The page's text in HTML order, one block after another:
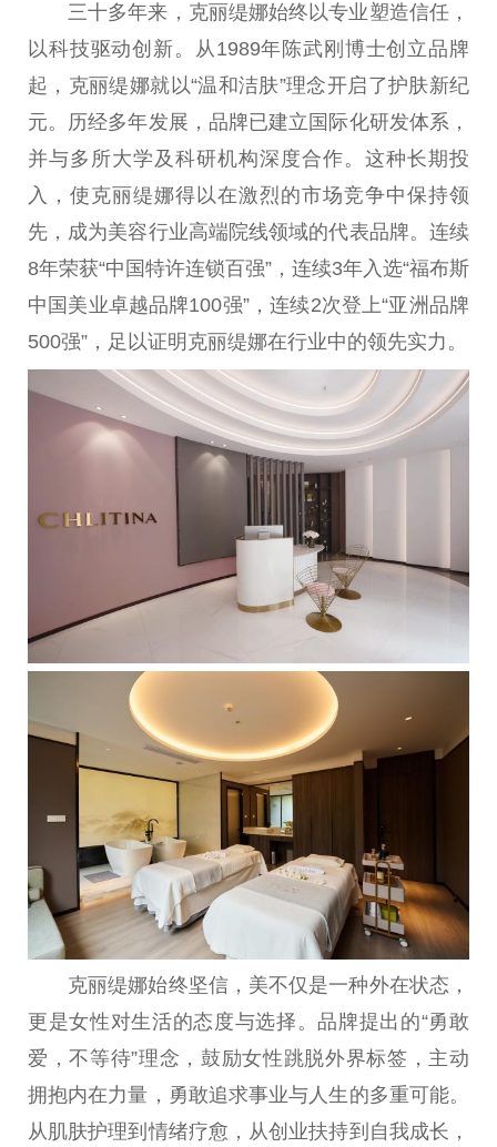
三十多年来，克丽缇娜始终以专业塑造信任，
以科技驱动创新。从1989年陈武刚博士创立品牌
起，克丽缇娜就以“温和洁肤”理念开启了护肤新纪
元。历经多年发展，品牌已建立国际化研发体系，
并与多所大学及科研机构深度合作。这种长期投
入，使克丽缇娜得以在激烈的市场竞争中保持领
先，成为美容行业高端院线领域的代表品牌。连续
8年荣获“中国特许连锁百强”，连续3年入选“福布斯
中国 美业卓越品牌100强”，连续2次登上“亚洲品牌
500强”，足以证明克丽缇娜在行业中的领先实力。
克丽缇娜始终坚信，美不仅是一种外在状态，
更是女性对生活的态度与选择。品牌提出 的“勇敢
爱，不等待”理念，鼓励女性跳脱外界标签，主动
拥抱内在力量，勇敢追求事业与人生的多重可能。
从肌肤护理到情绪疗愈，从创业扶持到自我成长，